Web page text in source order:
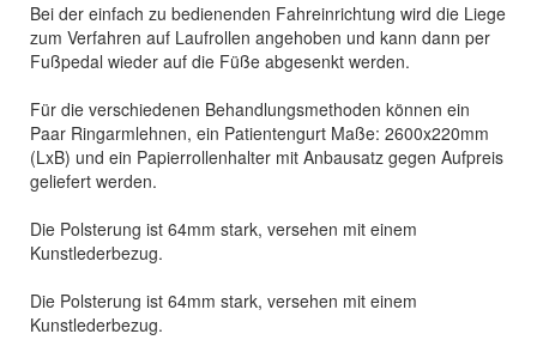
Bei der einfach zu bedienenden Fahreinrichtung wird die Liege
zum Verfahren auf Laufrollen angehoben und kann dann per
Fußpedal wieder auf die Füße abgesenkt werden.
Für die verschiedenen Behandlungsmethoden können ein
Paar Ringarmlehnen, ein Patientengurt Maße: 2600x220mm
(LxB) und ein Papierrollenhalter mit Anbausatz gegen Aufpreis
geliefert werden.
Die Polsterung ist 64mm stark, versehen mit einem
Kunstlederbezug.
Die Polsterung ist 64mm stark, versehen mit einem
Kunstlederbezug.